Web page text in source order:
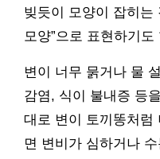
빚듯이 모양이 잡히는
모양”으로 표현하기도
변이 너무 묽거나 물
감염, 식이 불내증 등
대로 변이 토끼똥처럼
면 변비가 심하거나